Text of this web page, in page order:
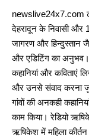
newslive24x7.com
देहरादून के निवासी और
जागरण और हिन्दुस्तान
और एडिटिंग का
कहानियां और कविताएं
और उनसे संवाद करना
गांवों की अनकही
काम किया। रेडियो
ऋषिकेश में महिला